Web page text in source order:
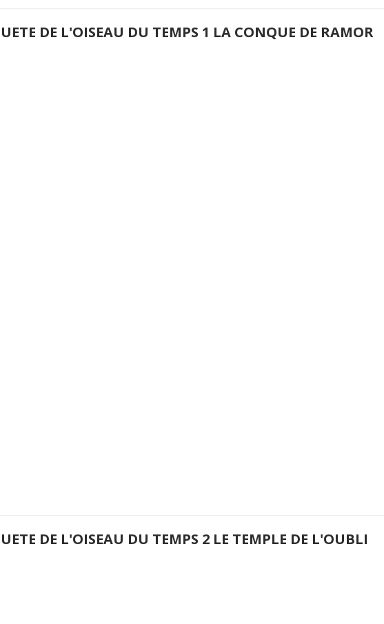
DE L'OISEAU DU TEMPS 1 LA CONQUE DE RAMOR
DE L'OISEAU DU TEMPS 2 LE TEMPLE DE L'OUBLI